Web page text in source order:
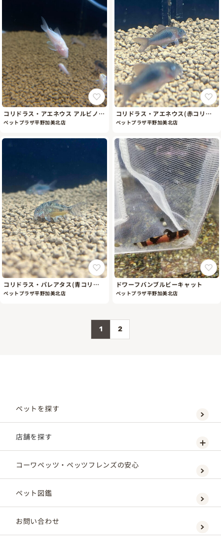
コリドラス・アエネウス アルビノ
(白コリドラス)
ペットプラザ平野加美北店
コリドラス・アエネウス(赤コリド
ラス)
ペットプラザ平野加美北店
コリドラス・パレアタス(青コリド
ラス)
ペットプラザ平野加美北店
ドワーフバンブルビーキャット
ペットプラザ平野加美北店
1 2
ペットを探す
店舗を探す
コーワペッツ・ペッツフレンズの安心
ペット図鑑
お問い合わせ